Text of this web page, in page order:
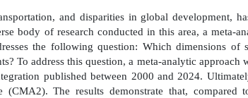
and disparities in global development,
body of research conducted in this area, a meta-
the following question: Which dimensions of
? To address this question, a meta-analytic approach
published between 2000 and 2024.
(CMA2). The results demonstrate that, compared